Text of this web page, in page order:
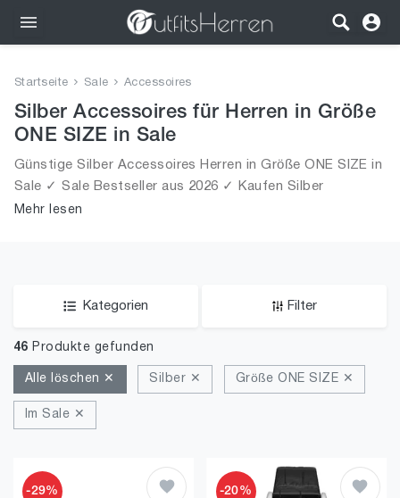
Bekleidung
Schuhe
Startseite Sale Accessoires
Silber Accessoires für Herren in Größe
ONE SIZE in Sale
Günstige Silber Accessoires Herren in Größe ONE SIZE in
Sale ✓ Sale Bestseller aus 2026 ✓ Kaufen Silber
Accessoires für Männer in Größe ONE SIZE in Sale!
Mehr lesen
Kategorien Filter
46 Produkte gefunden
Alle löschen ✕ Silber ✕ Größe ONE SIZE ✕
Im Sale ✕
-29% -20%